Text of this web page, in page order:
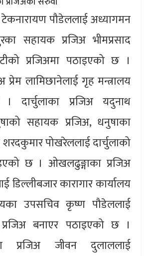
टेकनारायण पौडेललाई अध्यागमन
सहायक प्रजिअ भीमप्रसाद
प्रजिअमा पठाइएको छ ।
प्रेम लामिछानेलाई गृह मन्त्रालय
दार्चुलाका प्रजिअ यदुनाथ
सहायक प्रजिअ, धनुषाका
पोखरेललाई दार्चुलाको
छ । ओखलढुङ्गाका प्रजिअ
डिल्लीबजार कारागार कार्यालय
उपसचिव कृष्ण पौडेललाई
बनाएर पठाइएको छ ।
प्रजिअ जीवन दुलाललाई